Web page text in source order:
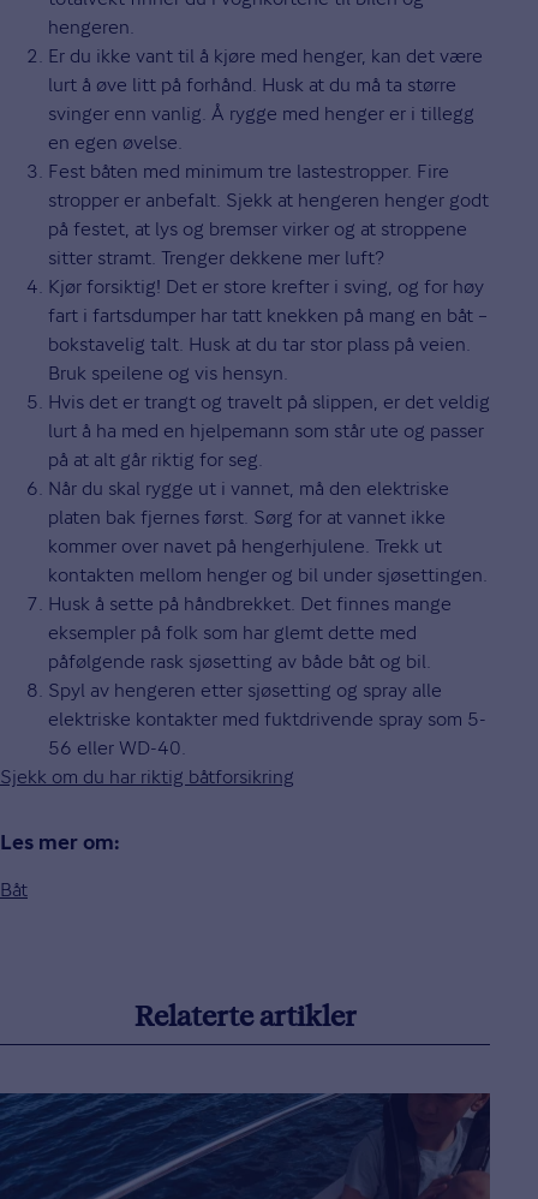
hengeren.
Er du ikke vant til å kjøre med henger, kan det være
lurt å øve litt på forhånd. Husk at du må ta større
svinger enn vanlig. Å rygge med henger er i tillegg
en egen øvelse.
Fest båten med minimum tre lastestropper. Fire
stropper er anbefalt. Sjekk at hengeren henger godt
på festet, at lys og bremser virker og at stroppene
sitter stramt. Trenger dekkene mer luft?
Kjør forsiktig! Det er store krefter i sving, og for høy
fart i fartsdumper har tatt knekken på mang en båt –
bokstavelig talt. Husk at du tar stor plass på veien.
Bruk speilene og vis hensyn.
Hvis det er trangt og travelt på slippen, er det veldig
lurt å ha med en hjelpemann som står ute og passer
på at alt går riktig for seg.
Når du skal rygge ut i vannet, må den elektriske
platen bak fjernes først. Sørg for at vannet ikke
kommer over navet på hengerhjulene. Trekk ut
kontakten mellom henger og bil under sjøsettingen.
Husk å sette på håndbrekket. Det finnes mange
eksempler på folk som har glemt dette med
påfølgende rask sjøsetting av både båt og bil.
Spyl av hengeren etter sjøsetting og spray alle
elektriske kontakter med fuktdrivende spray som 5-
56 eller WD-40.
Sjekk om du har riktig båtforsikring
Les mer om:
Båt
Relaterte artikler